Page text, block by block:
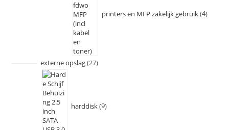
printers en MFP zakelijk gebruik 4
externe opslag 27
harddisk 9